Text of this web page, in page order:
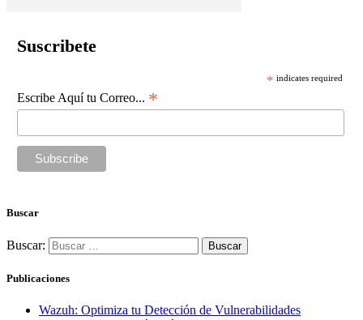
Suscribete
* indicates required
Escribe Aquí tu Correo... *
Buscar
Buscar:
Publicaciones
Wazuh: Optimiza tu Detección de Vulnerabilidades